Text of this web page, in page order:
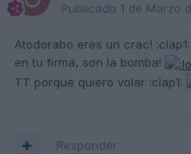
Publicado 1 de Marzo
Atodorabo eres un crac!
en tu firma, son la bomba!
TT porque quiero volar :clap1:
Responder